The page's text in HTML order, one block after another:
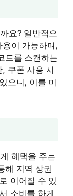
요? 일반적으
용이 가능하며,
드를 스캔하는
쿠폰 사용 시
으니, 이를 미
혜택을 주는
해 지역 상권
이어질 수 있
소비를 하게